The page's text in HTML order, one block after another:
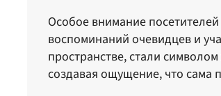
Особое внимание
воспоминаний очевидцев и
пространстве, стали
создавая ощущение, что сама